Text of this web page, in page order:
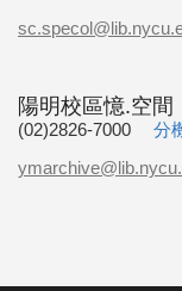
陽明校區憶.空間
(02)2826-7000 分